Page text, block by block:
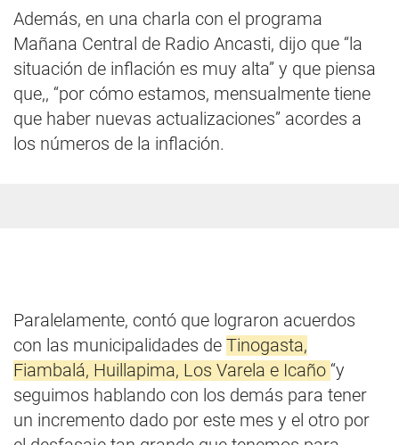
Además, en una charla con el programa
Mañana Central de Radio Ancasti, dijo que “la
situación de inflación es muy alta” y que piensa
que,, “por cómo estamos, mensualmente tiene
que haber nuevas actualizaciones” acordes a
los números de la inflación.
Paralelamente, contó que lograron acuerdos
con las municipalidades de Tinogasta,
Fiambalá, Huillapima, Los Varela e Icaño “y
seguimos hablando con los demás para tener
un incremento dado por este mes y el otro por